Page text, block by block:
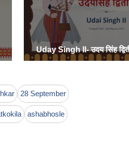
Uday Singh II- उदय सिंह
28 September
ashabhosle